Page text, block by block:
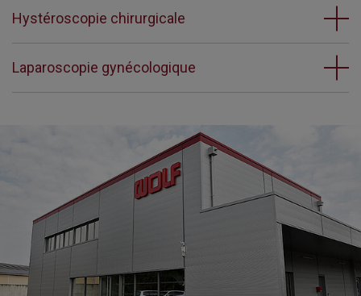
Hystéroscopie chirurgicale
Laparoscopie gynécologique